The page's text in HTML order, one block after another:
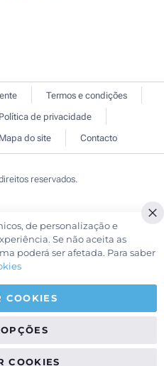
Termos e condições
Política de privacidade
Mapa do site Contacto
reservados.
de personalização e
Se não aceita as
poderá ser afetada. Para saber
COOKIES
COOKIES